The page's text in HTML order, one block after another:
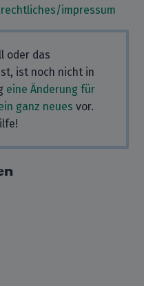
impressum
oder das
ist noch nicht in
eine Änderung für
ganz neues vor.